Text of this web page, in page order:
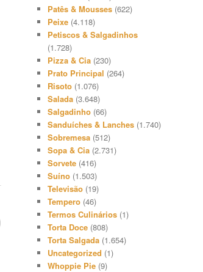
Patês & Mousses (622)
Peixe (4.118)
Petiscos & Salgadinhos
(1.728)
Pizza & Cia (230)
Prato Principal (264)
Risoto (1.076)
Salada (3.648)
Salgadinho (66)
Sanduíches & Lanches (1.740)
Sobremesa (512)
Sopa & Cia (2.731)
Sorvete (416)
Suíno (1.503)
Televisão (19)
Tempero (46)
Termos Culinários (1)
Torta Doce (808)
Torta Salgada (1.654)
Uncategorized (1)
Whoppie Pie (9)